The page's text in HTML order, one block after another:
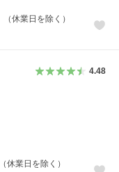
休業日を除く）
4.48
休業日を除く）